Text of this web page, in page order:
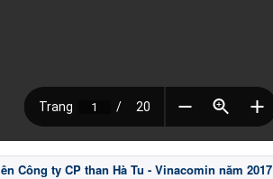
Công ty CP than Hà Tu - Vinacomin năm 2017